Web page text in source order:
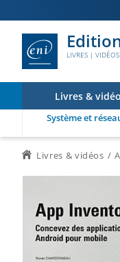
LIVRES |
Livres &
Système et
Livres & vidéos